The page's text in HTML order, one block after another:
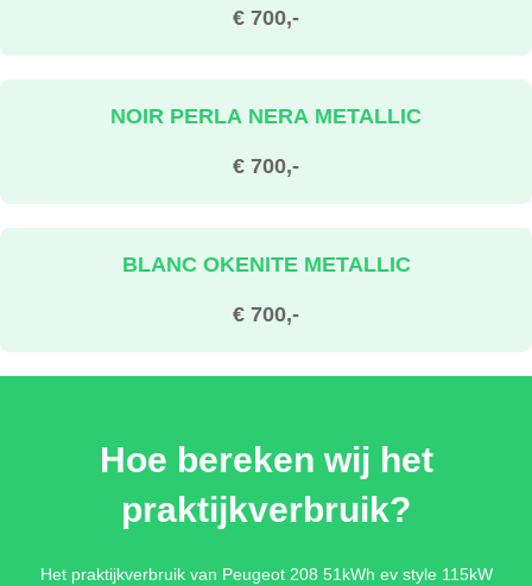
€ 700,-
€ 700,-
NOIR PERLA NERA METALLIC
€ 700,-
BLANC OKENITE METALLIC
€ 0,-
Hoe bereken wij het
praktijkverbruik?
Het praktijkverbruik van Peugeot 208 51kWh ev style 115kW